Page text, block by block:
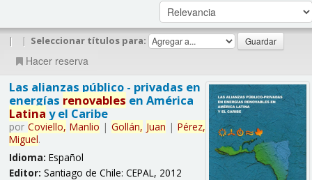
| | Seleccionar títulos para:
Hacer reserva
Las alianzas público - privadas en
energías renovables en América
Latina y el Caribe
por Coviello, Manlio | Gollán, Juan | Pérez,
Miguel.
Idioma: Español
Editor: Santiago de Chile: CEPAL, 2012